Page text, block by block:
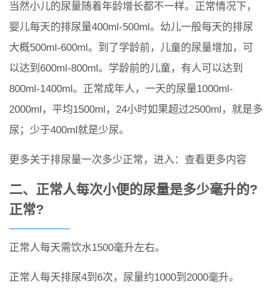
当然小儿的尿量随着年龄增长都不一样。正常情况下，
婴儿每天的排尿量400ml-500ml。幼儿一般每天的排尿
大概500ml-600ml。到了学龄前，儿童的尿量增加，可
以达到600ml-800ml。学龄前的儿童，有人可以达到
800ml-1400ml。正常成年人，一天的尿量1000ml-
2000ml，平均1500ml，24小时如果超过2500ml，就是多
尿；少于400ml就是少尿。
更多关于排尿量一次多少正常，进入：查看更多内容
二、正常人每次小便的尿量是多少毫升的?
正常?
正常人每天需饮水1500毫升左右。
正常人每天排尿4到6次，尿量约1000到2000毫升。